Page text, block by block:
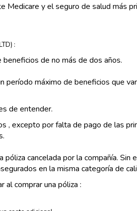
Medicare y el seguro de salud más
:
de no más de dos años.
período máximo de beneficios que
de entender.
, excepto por falta de pago de las
cancelada por la compañía. Sin
en la misma categoría de
al comprar una póliza :